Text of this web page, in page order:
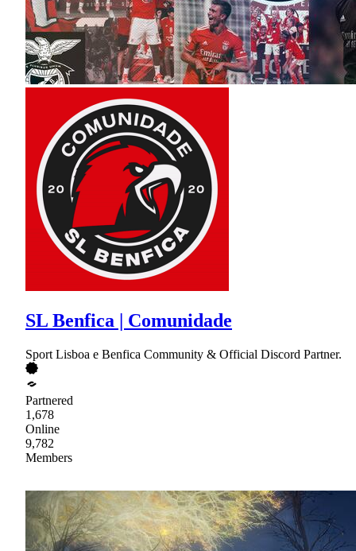
SL Benfica | Comunidade
Sport Lisboa e Benfica Community & Official Discord Partner.
Partnered
1,678
Online
9,782
Members